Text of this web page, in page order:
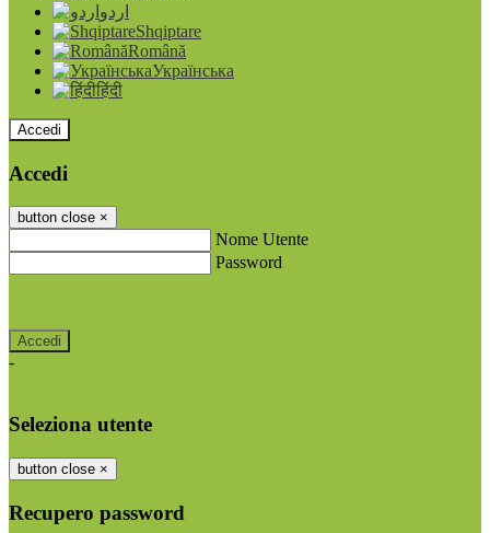
اردو
Shqiptare
Română
Українська
हिंदी
Accedi
Accedi
button close ×
Nome Utente
Password
-
Seleziona utente
button close ×
Recupero password